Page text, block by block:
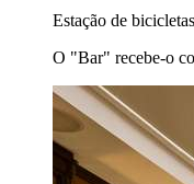
Estação de
O "Bar" recebe-o